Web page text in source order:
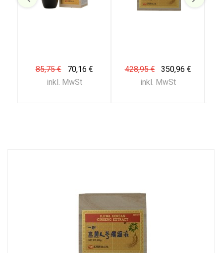
85,75 €
70,16 €
inkl. MwSt
428,95 €
350,96 €
inkl. MwSt